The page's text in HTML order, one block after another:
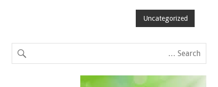
Uncategorized